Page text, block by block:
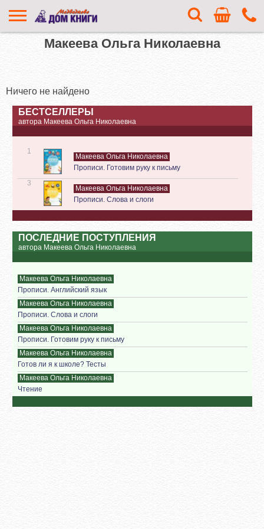
Макеева Ольга Николаевна
Ничего не найдено
БЕСТСЕЛЛЕРЫ
автора Макеева Ольга Николаевна
1
Макеева Ольга Николаевна
Прописи. Готовим руку к письму
3
Макеева Ольга Николаевна
Прописи. Слова и слоги
ПОСЛЕДНИЕ ПОСТУПЛЕНИЯ
автора Макеева Ольга Николаевна
Макеева Ольга Николаевна
Прописи. Английский язык
Макеева Ольга Николаевна
Прописи. Слова и слоги
Макеева Ольга Николаевна
Прописи. Готовим руку к письму
Макеева Ольга Николаевна
Готов ли я к школе? Тесты
Макеева Ольга Николаевна
Чтение